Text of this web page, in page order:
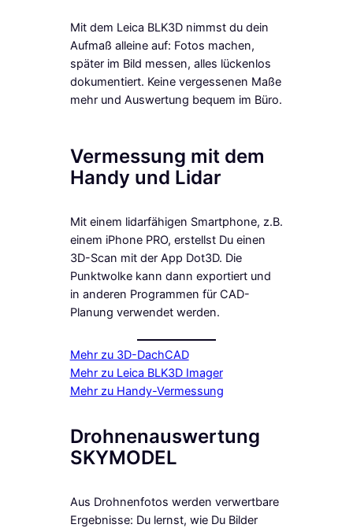
Mit dem Leica BLK3D nimmst du dein
Aufmaß alleine auf: Fotos machen,
später im Bild messen, alles lückenlos
dokumentiert. Keine vergessenen Maße
mehr und Auswertung bequem im Büro.
Vermessung mit dem
Handy und Lidar
Mit einem lidarfähigen Smartphone, z.B.
einem iPhone PRO, erstellst Du einen
3D-Scan mit der App Dot3D. Die
Punktwolke kann dann exportiert und
in anderen Programmen für CAD-
Planung verwendet werden.
Mehr zu 3D-DachCAD
Mehr zu Leica BLK3D Imager
Mehr zu Handy-Vermessung
Drohnenauswertung
SKYMODEL
Aus Drohnenfotos werden verwertbare
Ergebnisse: Du lernst, wie Du Bilder